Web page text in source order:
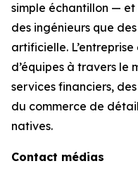
simple échantillon — et
des ingénieurs que
artificielle.
d’équipes à travers le
services financiers,
du commerce de
natives.
Contact médias